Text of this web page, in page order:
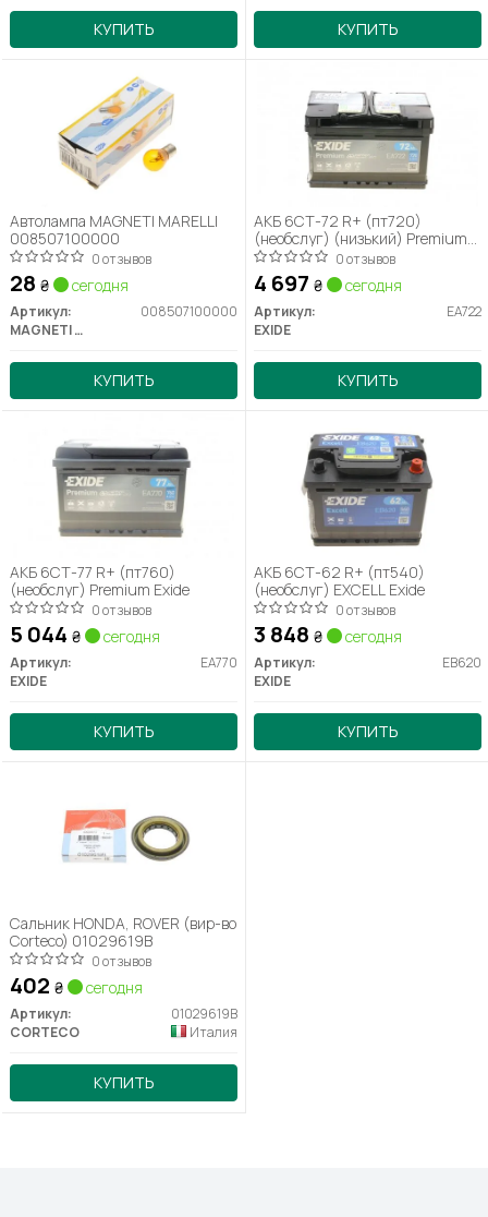
КУПИТЬ КУПИТЬ
Автолампа MAGNETI MARELLI
008507100000
0 отзывов
28 ₴ сегодня
Артикул:
008507100000
MAGNETI MARELLI
КУПИТЬ
АКБ 6СТ-72 R+ (пт720)
(необслуг) (низький) Premium
Exide
0 отзывов
4 697 ₴ сегодня
Артикул:
EA722
EXIDE
КУПИТЬ
АКБ 6СТ-77 R+ (пт760)
(необслуг) Premium Exide
0 отзывов
5 044 ₴ сегодня
Артикул:
EA770
EXIDE
КУПИТЬ
АКБ 6СТ-62 R+ (пт540)
(необслуг) EXCELL Exide
0 отзывов
3 848 ₴ сегодня
Артикул:
EB620
EXIDE
КУПИТЬ
Сальник HONDA, ROVER (вир-во
Corteco) 01029619B
0 отзывов
402 ₴ сегодня
Артикул:
01029619B
CORTECO
Италия
КУПИТЬ